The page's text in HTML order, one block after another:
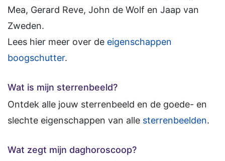
Mea, Gerard Reve, John de Wolf en Jaap van
Zweden.
Lees hier meer over de eigenschappen
boogschutter.
Wat is mijn sterrenbeeld?
Ontdek alle jouw sterrenbeeld en de goede- en
slechte eigenschappen van alle sterrenbeelden.
Wat zegt mijn daghoroscoop?